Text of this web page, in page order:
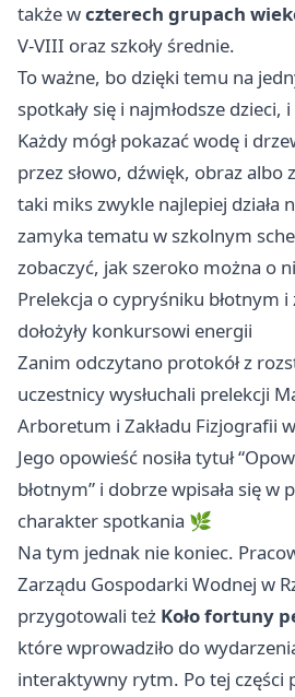
także wczterech grupach
V-VIII oraz szkoły średnie.
To ważne, bo dzięki temu na
spotkały się i najmłodsze dzieci,
Każdy mógł pokazać wodę i
przez słowo, dźwięk, obraz albo
taki miks zwykle najlepiej działa
zamyka tematu w szkolnym
zobaczyć, jak szeroko można o
Prelekcja o cypryśniku błotnym i
dołożyły konkursowi energii
Zanim odczytano protokół z
uczestnicy wysłuchali prelekcji
Arboretum i Zakładu Fizjografii
Jego opowieść nosiła tytuł
błotnym” i dobrze wpisała się w
charakter spotkania 🌿
Na tym jednak nie koniec.
Zarządu Gospodarki Wodnej w
przygotowali też Koło fortuny
które wprowadziło do
interaktywny rytm. Po tej części